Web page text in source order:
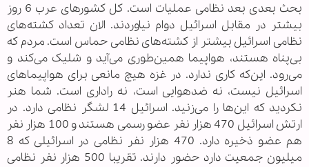
بحث بعدی بعد نظامی عملیات است. کل کشورهای عرب 6 روز
بیشتر در مقابل اسرائیل دوام نیاوردند. الان تعداد کشته‌های
نظامی اسرائیل بیشتر از کشته‌های نظامی حماس است. مردم که
بی‌پناه هستند، هواپیما همین‌طوری می‌آید و شلیک می‌کند و
می‌رود. این‌که کاری ندارد. در غزه هیچ مانعی برای هواپیماهای
اسرائیل نیست، نه ضدهوایی است، نه راداری است. شما هنر
نکردید که این‌ها را می‌زنید. اسرائیل 14 لشگر نظامی دارد. در
ارتش اسرائیل 470 هزار نفر عضو رسمی هستند و 100 هزار نفر
هم عضو ذخیره دارد. 470 هزار نفر نظامی در اسرائیلی که 8
میلیون جمعیت دارد حضور دارند. تقریبا 500 هزار نفر نظامی